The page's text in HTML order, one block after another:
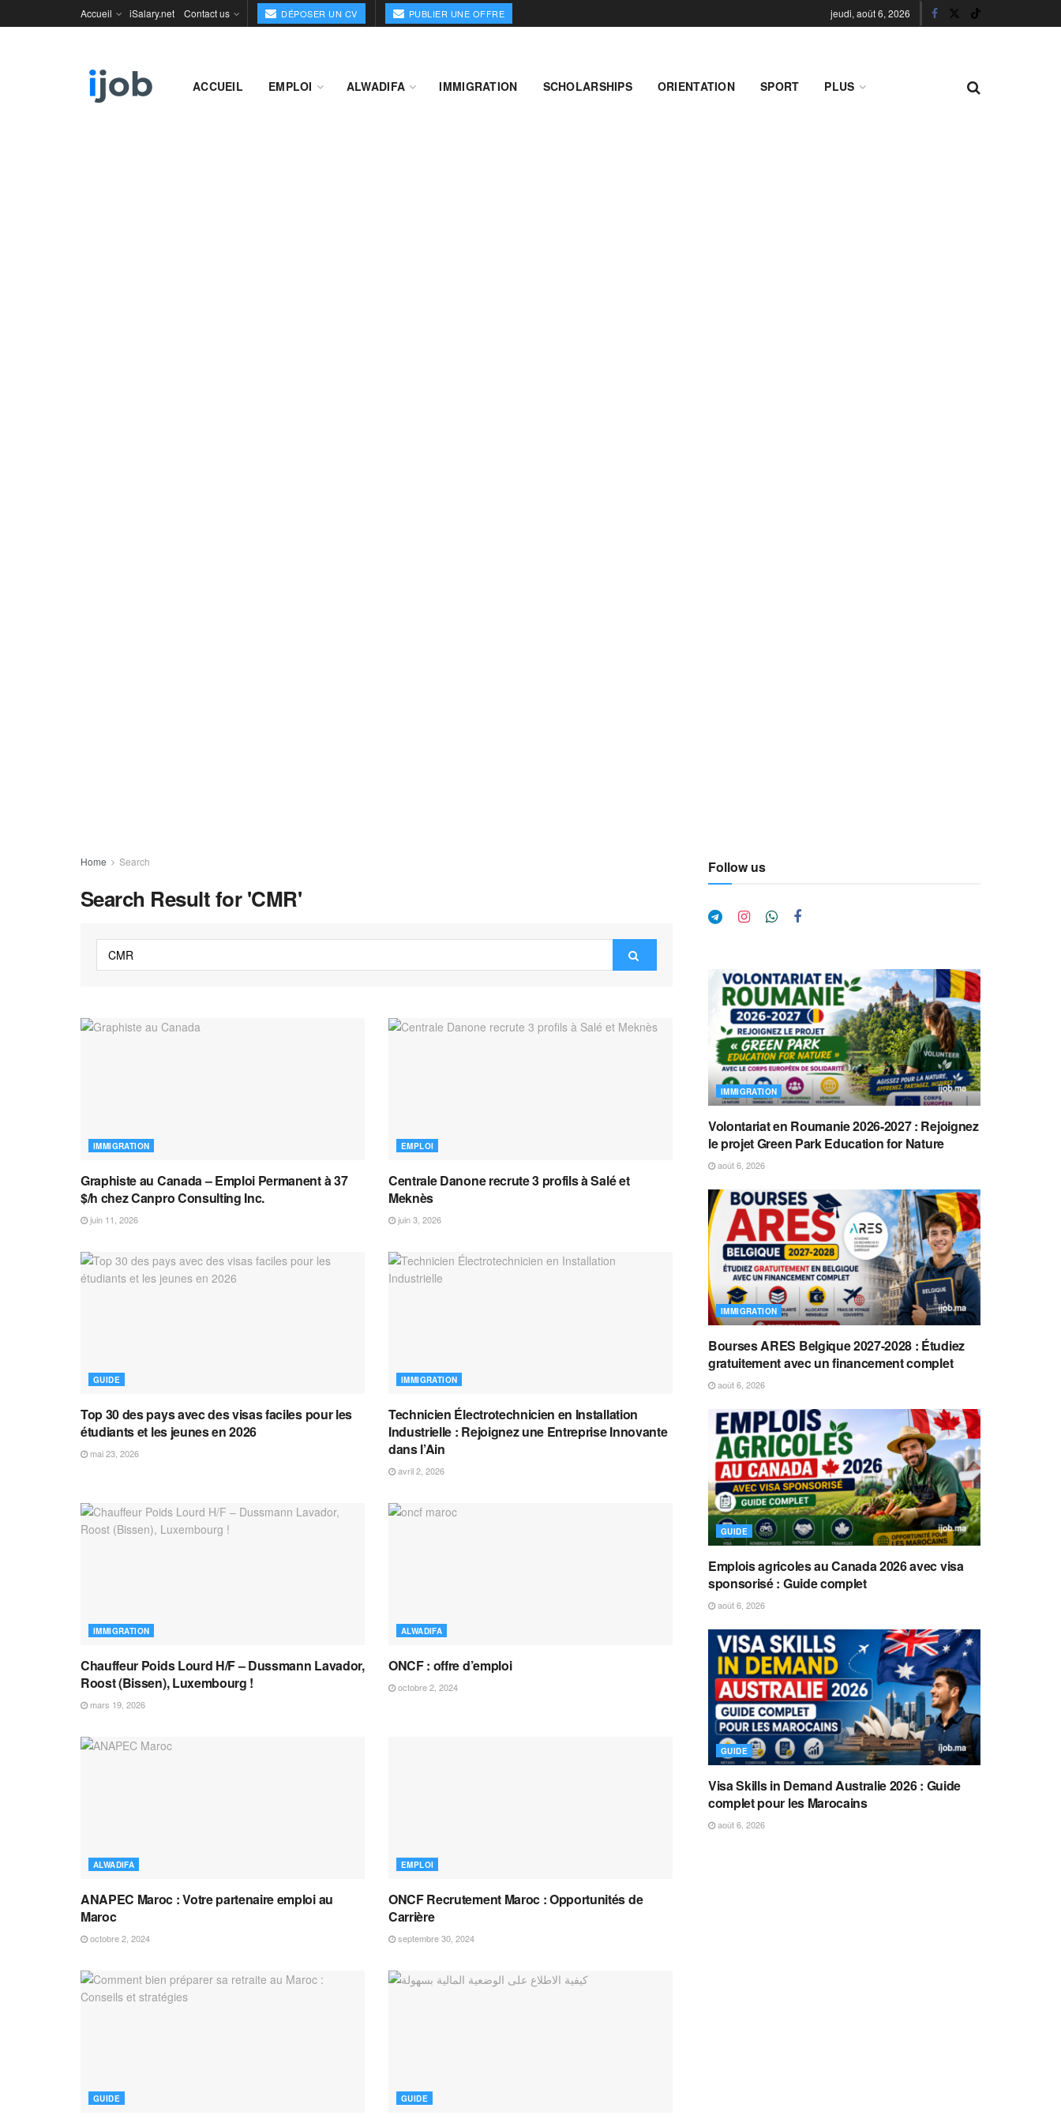
Accueil iSalary.net Contact us DÉPOSER UN CV PUBLIER UNE OFFRE jeudi, août 6, 2026
ACCUEIL EMPLOI ALWADIFA IMMIGRATION SCHOLARSHIPS ORIENTATION SPORT PLUS
Home Search
Search Result for 'CMR'
IMMIGRATION
Graphiste au Canada – Emploi Permanent à 37
$/h chez Canpro Consulting Inc.
juin 11, 2026
EMPLOI
Centrale Danone recrute 3 profils à Salé et
Meknès
juin 3, 2026
GUIDE
Top 30 des pays avec des visas faciles pour les
étudiants et les jeunes en 2026
mai 23, 2026
IMMIGRATION
Technicien Électrotechnicien en Installation
Industrielle : Rejoignez une Entreprise Innovante
dans l’Ain
avril 2, 2026
IMMIGRATION
Chauffeur Poids Lourd H/F – Dussmann Lavador,
Roost (Bissen), Luxembourg !
mars 19, 2026
ALWADIFA
ONCF : offre d’emploi
octobre 2, 2024
ALWADIFA
ANAPEC Maroc : Votre partenaire emploi au
Maroc
octobre 2, 2024
EMPLOI
ONCF Recrutement Maroc : Opportunités de
Carrière
septembre 30, 2024
GUIDE GUIDE
Follow us
IMMIGRATION
Volontariat en Roumanie 2026-2027 : Rejoignez
le projet Green Park Education for Nature
août 6, 2026
IMMIGRATION
Bourses ARES Belgique 2027-2028 : Étudiez
gratuitement avec un financement complet
août 6, 2026
GUIDE
Emplois agricoles au Canada 2026 avec visa
sponsorisé : Guide complet
août 6, 2026
GUIDE
Visa Skills in Demand Australie 2026 : Guide
complet pour les Marocains
août 6, 2026